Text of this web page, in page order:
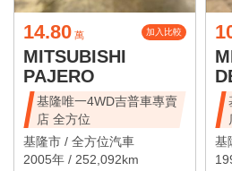
14.80 萬 加入比較
MITSUBISHI
PAJERO
基隆唯一4WD吉普車專賣
店 全方位
基隆市 / 全方位汽車
2005年 / 252,092km
基